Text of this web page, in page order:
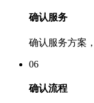
确认服务
确认服务方案
06
确认流程